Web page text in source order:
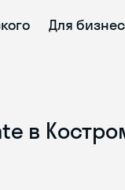
Для
в